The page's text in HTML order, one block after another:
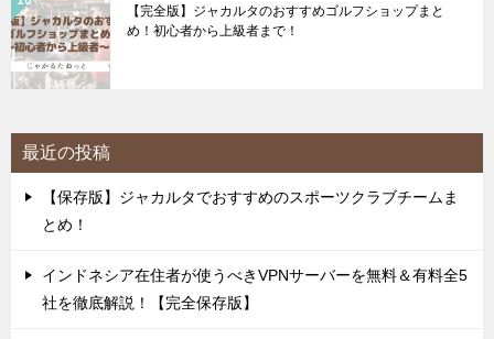
【完全版】ジャカルタのおすすめゴルフショップまと
め！初心者から上級者まで！
最近の投稿
【保存版】ジャカルタでおすすめのスポーツクラブチームま
とめ！
インドネシア在住者が使うべきVPNサーバーを無料＆有料全5
社を徹底解説！【完全保存版】